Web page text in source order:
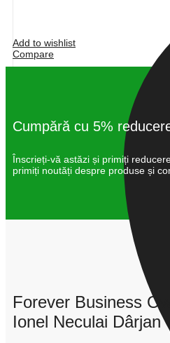
Add to wishlist
Compare
Cumpără cu 5%
Înscrieți-vă astăzi și primiți
primiți noutăți despre produse și
Forever Business
Ionel Neculai Dârjan